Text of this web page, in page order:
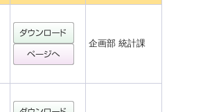
企画部 統計課